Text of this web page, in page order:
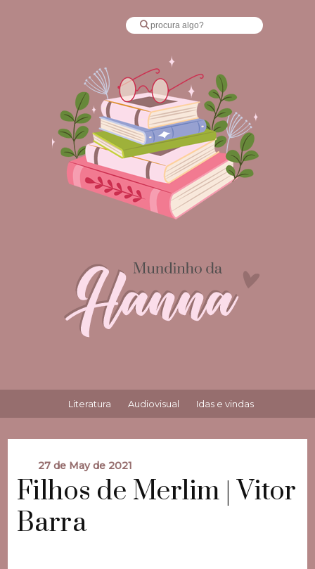
Literatura Audiovisual Idas e vindas
27 de May de 2021
Filhos de Merlim | Vitor
Barra